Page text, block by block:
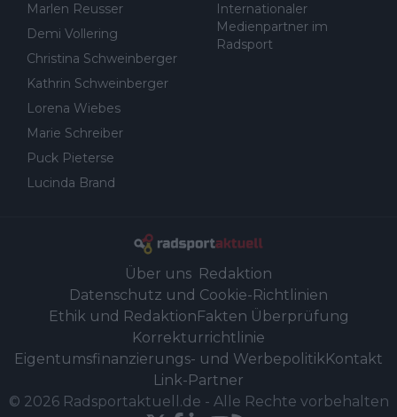
Marlen Reusser
Demi Vollering
Christina Schweinberger
Kathrin Schweinberger
Lorena Wiebes
Marie Schreiber
Puck Pieterse
Lucinda Brand
Internationaler
Medienpartner im
Radsport
Über uns Redaktion
Datenschutz und Cookie-Richtlinien
Ethik und RedaktionFakten Überprüfung
Korrekturrichtlinie
Eigentumsfinanzierungs- und WerbepolitikKontakt
Link-Partner
© 2026 Radsportaktuell.de - Alle Rechte vorbehalten